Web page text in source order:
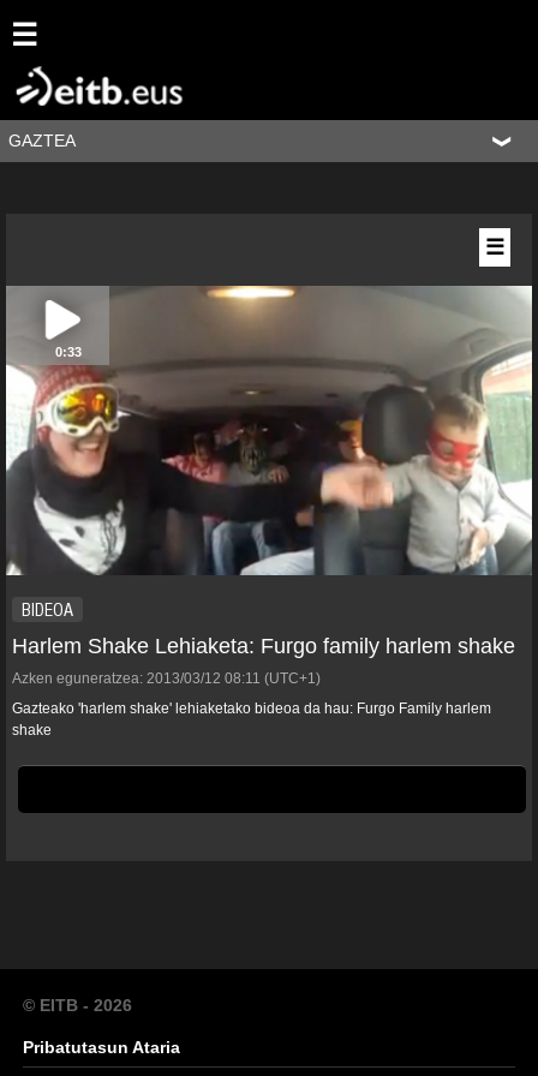
☰
GAZTEA
0:33
BIDEOA
Harlem Shake Lehiaketa: Furgo family harlem shake
Azken eguneratzea: 2013/03/12 08:11 (UTC+1)
Gazteako 'harlem shake' lehiaketako bideoa da hau: Furgo Family harlem
shake
☰
© EITB - 2026
Pribatutasun Ataria